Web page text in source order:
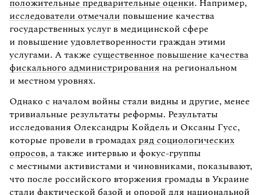
положительные предварительные оценки. Например,
исследователи отмечали повышение качества
государственных услуг в медицинской сфере
и повышение удовлетворенности граждан этими
услугами. А также существенное повышение качества
фискального администрирования на региональном
и местном уровнях.
Однако с началом войны стали видны и другие, менее
тривиальные результаты реформы. Результаты
исследования Олександры Койдель и Оксаны Гусс,
которые провели в громадах ряд социологических
опросов, а также интервью и фокус-группы
с местными активистами и чиновниками, показывают,
что после российского вторжения громады в Украине
стали фактической базой и опорой для национальной